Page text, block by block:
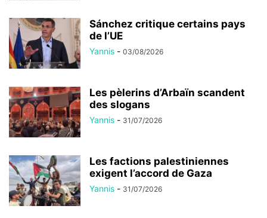
Sánchez critique certains pays
de l’UE
Yannis - 03/08/2026
Les pèlerins d’Arbaïn scandent
des slogans
Yannis - 31/07/2026
Les factions palestiniennes
exigent l’accord de Gaza
Yannis - 31/07/2026